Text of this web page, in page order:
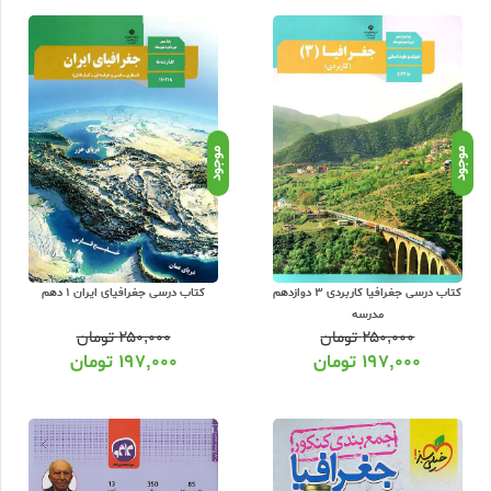
کشور با تخفیف ویژه و حداقل 15 درصد تخفیف و ارسال رایگان کتاب به سراسر کشور می باشد. ما بر اساس مناسبت های خاص جشنواره های تخفیف مختلفی تا 35% تخفیف ویژه برگزار می نماییم که با پیگیری
جمله انتشارات خیلی سبز، مبتکران ، گاج ، مهروماه ، الگو ، کاگو ، مشاوران
و...
سبد خرید، مبلغ سفارش را آنلاین پرداخت نموده و کتاب را درب منزل تحویل
با سفارش خود شدید نگران نباشید. با پشتیبانی عشق کتاب تماس
در عشق کتاب قابل خریداری است. علاوه بر این سایر کتابهای کمک
و با قیمت مناسب و تخفیف ویژه قابل خریداری است. بانک کتاب آنلاین عشق
موجود
کتاب درسی جغرافیا کاربردی 3 دوازدهم
مدرسه
۲۵۰,۰۰۰تومان
۱۹۷,۰۰۰ تومان
موجود
کتاب درسی جغرافیای ایران 1 دهم
۲۵۰,۰۰۰تومان
۱۹۷,۰۰۰ تومان